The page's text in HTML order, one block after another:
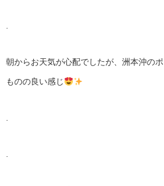
.
朝からお天気が心配でしたが、洲本沖の
ものの良い感じ
.
.